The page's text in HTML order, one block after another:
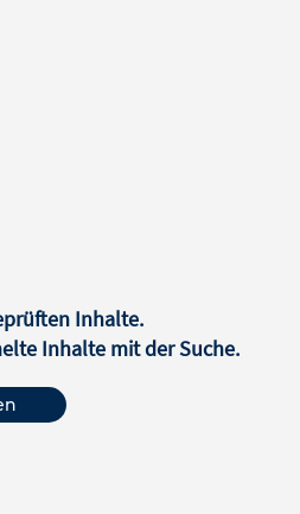
Inhalte.
Inhalte mit der Suche.